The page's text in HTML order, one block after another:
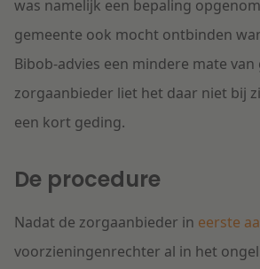
was namelijk een bepaling
gemeente ook mocht ontbinden
Bibob-advies een mindere mate
zorgaanbieder liet het daar niet bij
een kort geding.
De procedure
Nadat de zorgaanbieder in eerste
voorzieningenrechter al in het